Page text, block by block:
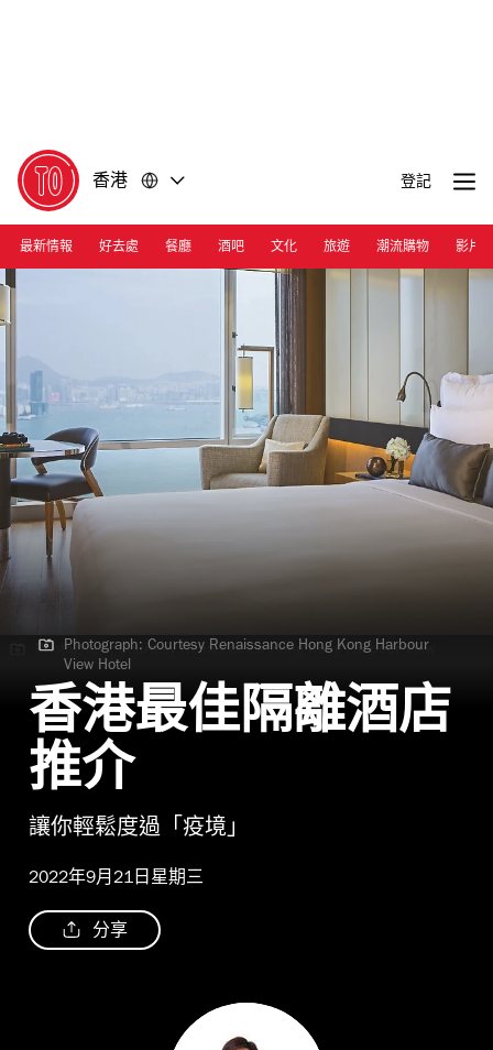
香港 登記
最新情報 好去處 餐廳 酒吧 文化 旅遊 潮流購物 影片
Photograph: Courtesy Renaissance Hong Kong Harbour View
Hotel
Photograph: Courtesy Renaissance Hong Kong Harbour
View Hotel
香港最佳隔離酒店
推介
讓你輕鬆度過「疫境」
2022年9月21日星期三
分享